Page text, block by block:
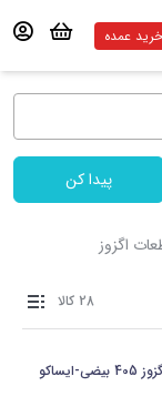
خرید عمده
پیدا کن
اگزوز
28 کالا